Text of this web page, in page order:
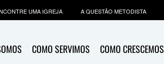
COMO SERVIMOS COMO CRESCEMOS
UMA IGREJA A QUESTÃO METODISTA